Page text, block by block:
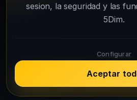
Changelog
Galeria de
sesion, la seguridad y las
5Dim.
Configurar
Aceptar